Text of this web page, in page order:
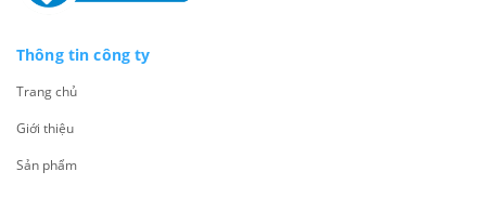
Thông tin công ty
Trang chủ
Giới thiệu
Sản phẩm